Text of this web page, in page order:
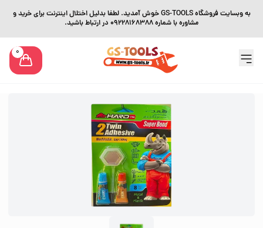
به وبسایت فروشگاه GS-TOOLS خوش آمدید. لطفا بدلیل اختلال اینترنت برای خرید و
مشاوره با شماره 09228168388 در ارتباط باشید.
0